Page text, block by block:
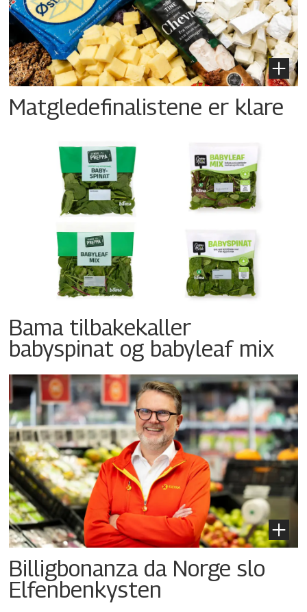
Matgledefinalistene er klare
Bama tilbakekaller
babyspinat og babyleaf mix
Billigbonanza da Norge slo
Elfenbenkysten